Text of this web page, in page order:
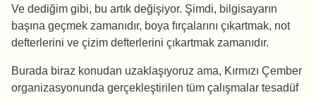
Ve dediğim gibi, bu artık değişiyor. Şimdi, bilgisayarın
başına geçmek zamanıdır, boya fırçalarını çıkartmak, not
defterlerini ve çizim defterlerini çıkartmak zamanıdır.
Burada biraz konudan uzaklaşıyoruz ama, Kırmızı Çember
organizasyonunda gerçekleştirilen tüm çalışmalar tesadüf